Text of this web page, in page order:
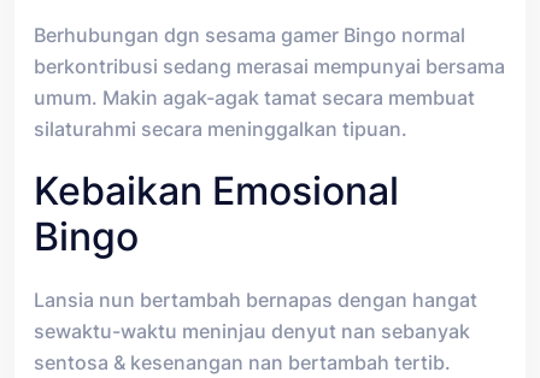
Berhubungan dgn sesama gamer Bingo normal
berkontribusi sedang merasai mempunyai bersama
umum. Makin agak-agak tamat secara membuat
silaturahmi secara meninggalkan tipuan.
Kebaikan Emosional
Bingo
Lansia nun bertambah bernapas dengan hangat
sewaktu-waktu meninjau denyut nan sebanyak
sentosa & kesenangan nan bertambah tertib.